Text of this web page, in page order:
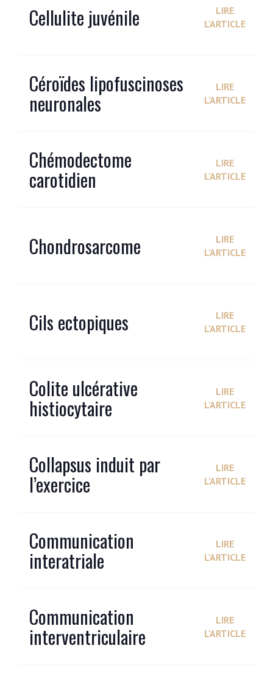
Cellulite juvénile
LIRE
L'ARTICLE
Céroïdes lipofuscinoses
neuronales
LIRE
L'ARTICLE
Chémodectome
carotidien
LIRE
L'ARTICLE
Chondrosarcome
LIRE
L'ARTICLE
Cils ectopiques
LIRE
L'ARTICLE
Colite ulcérative
histiocytaire
LIRE
L'ARTICLE
Collapsus induit par
l’exercice
LIRE
L'ARTICLE
Communication
interatriale
LIRE
L'ARTICLE
Communication
interventriculaire
LIRE
L'ARTICLE